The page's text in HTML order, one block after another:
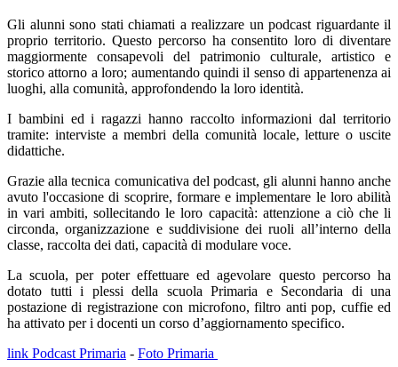
Gli alunni sono stati chiamati a realizzare un podcast riguardante il
proprio territorio. Questo percorso ha consentito loro di diventare
maggiormente consapevoli del patrimonio culturale, artistico e
storico attorno a loro; aumentando quindi il senso di appartenenza ai
luoghi, alla comunità, approfondendo la loro identità.
I bambini ed i ragazzi hanno raccolto informazioni dal territorio
tramite: interviste a membri della comunità locale, letture o uscite
didattiche.
Grazie alla tecnica comunicativa del podcast, gli alunni hanno anche
avuto l'occasione di scoprire, formare e implementare le loro abilità
in vari ambiti, sollecitando le loro capacità: attenzione a ciò che li
circonda, organizzazione e suddivisione dei ruoli all’interno della
classe, raccolta dei dati, capacità di modulare voce.
La scuola, per poter effettuare ed agevolare questo percorso ha
dotato tutti i plessi della scuola Primaria e Secondaria di una
postazione di registrazione con microfono, filtro anti pop, cuffie ed
ha attivato per i docenti un corso d’aggiornamento specifico.
link Podcast Primaria - Foto Primaria